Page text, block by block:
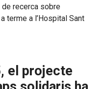
recerca sobre
terme a l’Hospital Sant
el projecte